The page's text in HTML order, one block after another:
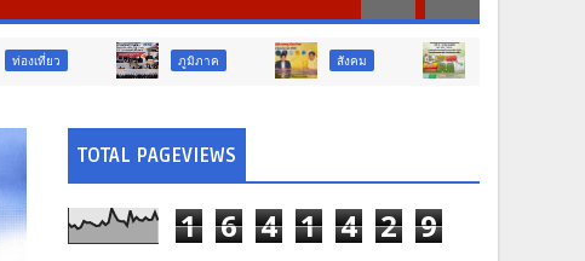
TOTAL PAGEVIEWS
1 6 4 1 4 2 9